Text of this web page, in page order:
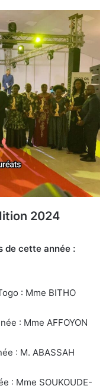
2024
de cette année :
: Mme BITHO
: Mme AFFOYON
: M. ABASSAH
: Mme SOUKOUDE-